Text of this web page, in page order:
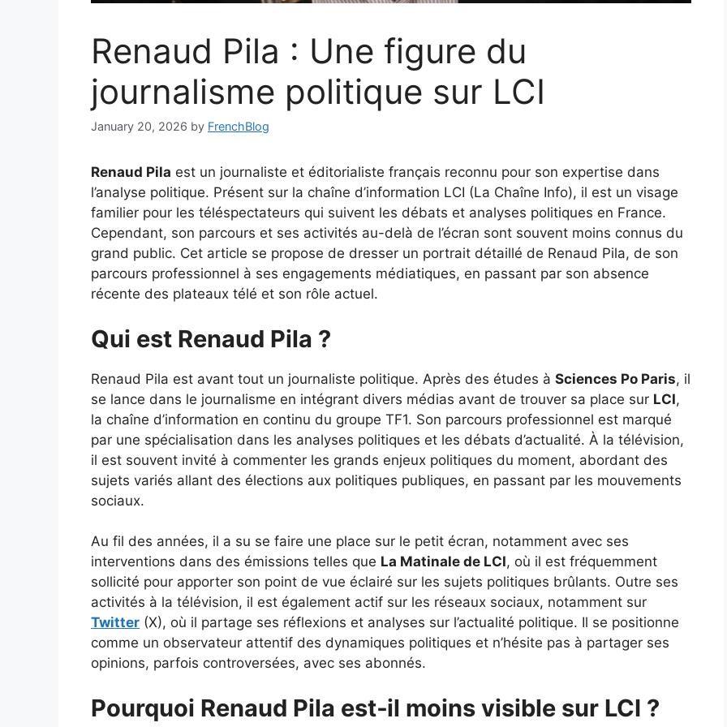
Renaud Pila : Une figure du
journalisme politique sur LCI
January 20, 2026 by FrenchBlog
Renaud Pila est un journaliste et éditorialiste français reconnu pour son expertise dans
l’analyse politique. Présent sur la chaîne d’information LCI (La Chaîne Info), il est un visage
familier pour les téléspectateurs qui suivent les débats et analyses politiques en France.
Cependant, son parcours et ses activités au-delà de l’écran sont souvent moins connus du
grand public. Cet article se propose de dresser un portrait détaillé de Renaud Pila, de son
parcours professionnel à ses engagements médiatiques, en passant par son absence
récente des plateaux télé et son rôle actuel.
Qui est Renaud Pila ?
Renaud Pila est avant tout un journaliste politique. Après des études à Sciences Po Paris, il
se lance dans le journalisme en intégrant divers médias avant de trouver sa place sur LCI,
la chaîne d’information en continu du groupe TF1. Son parcours professionnel est marqué
par une spécialisation dans les analyses politiques et les débats d’actualité. À la télévision,
il est souvent invité à commenter les grands enjeux politiques du moment, abordant des
sujets variés allant des élections aux politiques publiques, en passant par les mouvements
sociaux.
Au fil des années, il a su se faire une place sur le petit écran, notamment avec ses
interventions dans des émissions telles que La Matinale de LCI, où il est fréquemment
sollicité pour apporter son point de vue éclairé sur les sujets politiques brûlants. Outre ses
activités à la télévision, il est également actif sur les réseaux sociaux, notamment sur
Twitter (X), où il partage ses réflexions et analyses sur l’actualité politique. Il se positionne
comme un observateur attentif des dynamiques politiques et n’hésite pas à partager ses
opinions, parfois controversées, avec ses abonnés.
Pourquoi Renaud Pila est‑il moins visible sur LCI ?